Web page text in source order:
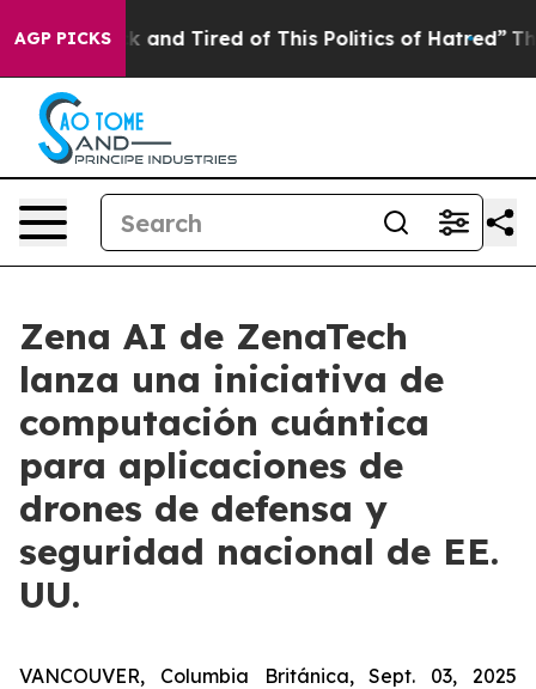
AGP PICKS
Sick and Tired of This Politics of Hatred” The Story
Zena AI de ZenaTech
lanza una iniciativa de
computación cuántica
para aplicaciones de
drones de defensa y
seguridad nacional de EE.
UU.
VANCOUVER, Columbia Británica, Sept. 03, 2025